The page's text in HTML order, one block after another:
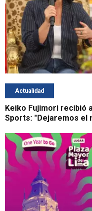
Actualidad
Keiko Fujimori recibió
Sports: "Dejaremos el